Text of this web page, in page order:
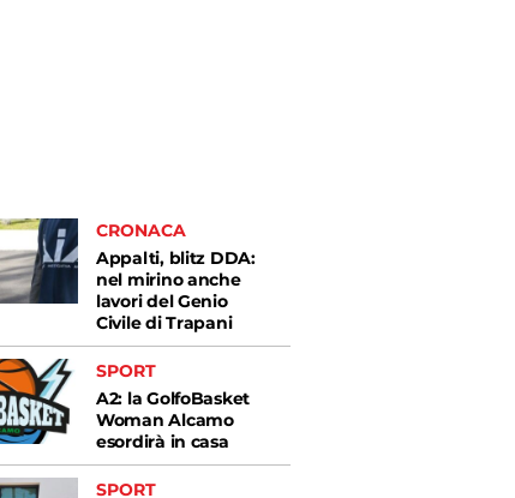
CRONACA
Appalti, blitz DDA:
nel mirino anche
lavori del Genio
Civile di Trapani
SPORT
A2: la GolfoBasket
Woman Alcamo
esordirà in casa
SPORT